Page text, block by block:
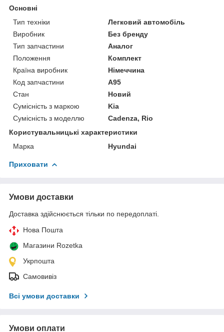
Основні
Тип техніки
Легковий автомобіль
Виробник
Без бренду
Тип запчастини
Аналог
Положення
Комплект
Країна виробник
Німеччина
Код запчастини
A95
Стан
Новий
Сумісність з маркою
Kia
Сумісність з моделлю
Cadenza, Rio
Користувальницькі характеристики
Марка
Hyundai
Приховати
Умови доставки
Доставка здійснюється тільки по передоплаті.
Нова Пошта
Магазини Rozetka
Укрпошта
Самовивіз
Всі умови доставки
Умови оплати